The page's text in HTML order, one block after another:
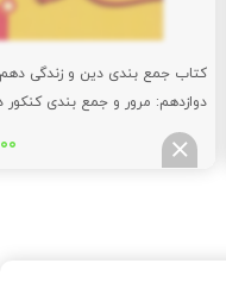
کتاب جمع بندی دین و زندگی
ساعت